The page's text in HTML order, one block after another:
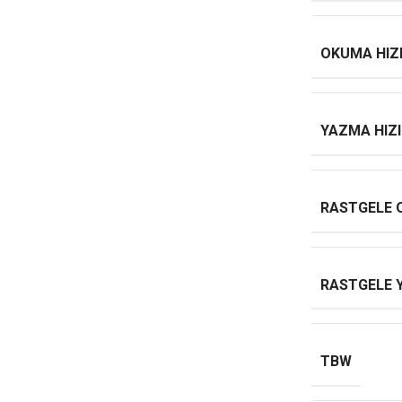
OKUMA HIZI
YAZMA HIZI
RASTGELE
RASTGELE
TBW